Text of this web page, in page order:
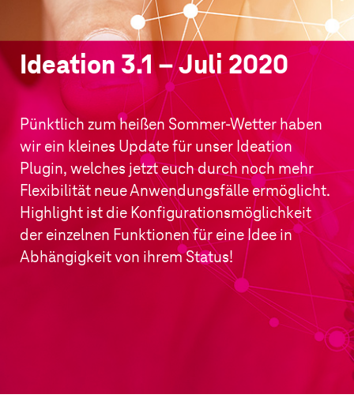
Ideation 3.1 – Juli 2020
Pünktlich zum heißen Sommer-Wetter haben
wir ein kleines Update für unser Ideation
Plugin, welches jetzt euch durch noch mehr
Flexibilität neue Anwendungsfälle ermöglicht.
Highlight ist die Konfigurationsmöglichkeit
der einzelnen Funktionen für eine Idee in
Abhängigkeit von ihrem Status!